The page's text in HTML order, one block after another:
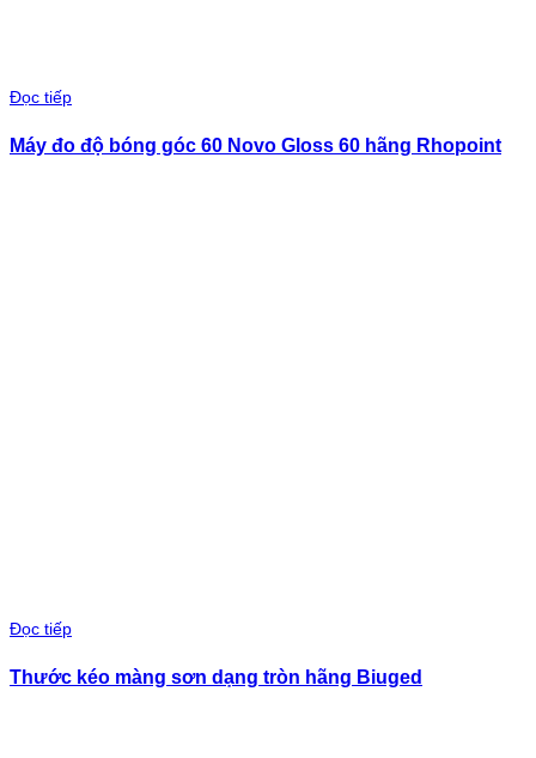
Đọc tiếp
Máy đo độ bóng góc 60 Novo Gloss 60 hãng Rhopoint
Đọc tiếp
Thước kéo màng sơn dạng tròn hãng Biuged